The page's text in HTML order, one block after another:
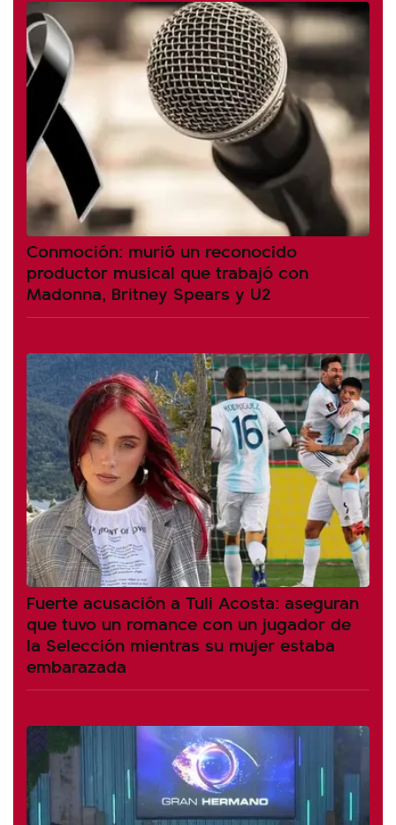
Conmoción: murió un reconocido
productor musical que trabajó con
Madonna, Britney Spears y U2
Fuerte acusación a Tuli Acosta: aseguran
que tuvo un romance con un jugador de
la Selección mientras su mujer estaba
embarazada